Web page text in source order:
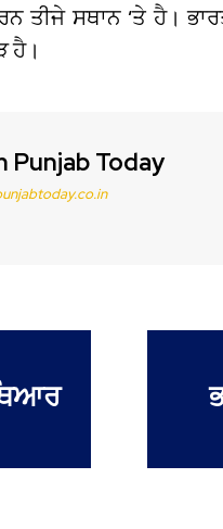
ਤੀਜੇ ਸਥਾਨ ‘ਤੇ ਹੈ।
ਹੈ।
Punjab Today